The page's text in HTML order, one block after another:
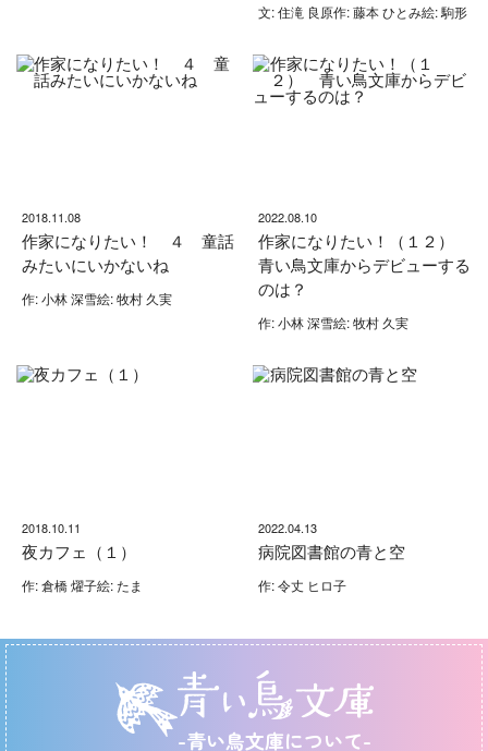
文: 住滝 良原作: 藤本 ひとみ絵: 駒形
2018.11.08
作家になりたい！ ４ 童話
みたいにいかないね
作: 小林 深雪絵: 牧村 久実
2022.08.10
作家になりたい！（１２）
青い鳥文庫からデビューする
のは？
作: 小林 深雪絵: 牧村 久実
2018.10.11
夜カフェ（１）
作: 倉橋 燿子絵: たま
2022.04.13
病院図書館の青と空
作: 令丈 ヒロ子
-青い鳥文庫について-